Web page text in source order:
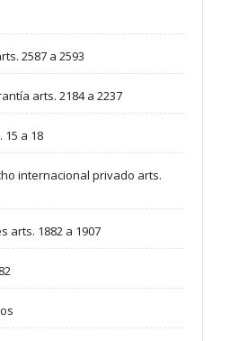
2587 a 2593
arts. 2184 a 2237
a 18
internacional privado arts.
arts. 1882 a 1907